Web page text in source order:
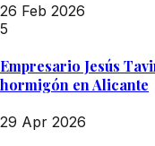
26 Feb 2026
5
Empresario Jesús
hormigón en Alicante
29 Apr 2026